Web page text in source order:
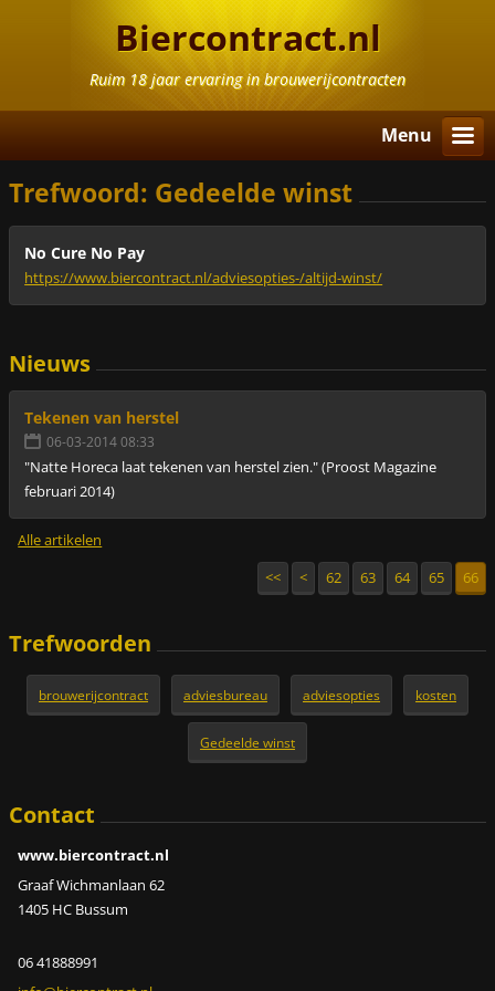
Biercontract.nl
Ruim 18 jaar ervaring in brouwerijcontracten
Menu
Trefwoord: Gedeelde winst
No Cure No Pay
https://www.biercontract.nl/adviesopties-/altijd-winst/
Nieuws
Tekenen van herstel
06-03-2014 08:33
"Natte Horeca laat tekenen van herstel zien." (Proost Magazine
februari 2014)
Alle artikelen
<<
< 62 63 64 65 66
Trefwoorden
brouwerijcontract adviesbureau adviesopties kosten
Gedeelde winst
Contact
www.biercontract.nl
Graaf Wichmanlaan 62
1405 HC Bussum
06 41888991